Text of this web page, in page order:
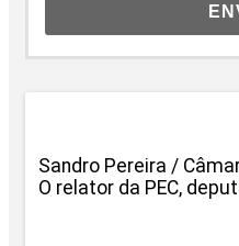
Sandro Pereira /
O relator da PEC,